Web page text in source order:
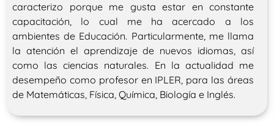
caracterizo porque me gusta estar en constante
capacitación, lo cual me ha acercado a los
ambientes de Educación. Particularmente, me llama
la atención el aprendizaje de nuevos idiomas, así
como las ciencias naturales. En la actualidad me
desempeño como profesor en IPLER, para las áreas
de Matemáticas, Física, Química, Biología e Inglés.